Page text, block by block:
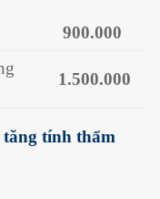
900.000
1.500.000
tính thẩm